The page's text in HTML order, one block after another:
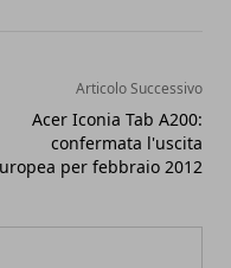
Articolo Successivo
Acer Iconia Tab A200:
confermata l'uscita
per febbraio 2012